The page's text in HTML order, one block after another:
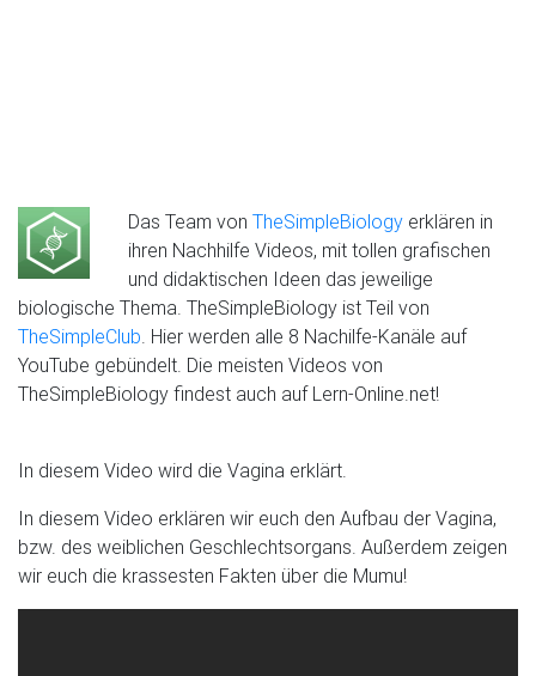
Das Team von TheSimpleBiology erklären in
ihren Nachhilfe Videos, mit tollen grafischen
und didaktischen Ideen das jeweilige
biologische Thema. TheSimpleBiology ist Teil von
TheSimpleClub. Hier werden alle 8 Nachilfe-Kanäle auf
YouTube gebündelt. Die meisten Videos von
TheSimpleBiology findest auch auf Lern-Online.net!
In diesem Video wird die Vagina erklärt.
In diesem Video erklären wir euch den Aufbau der Vagina,
bzw. des weiblichen Geschlechtsorgans. Außerdem zeigen
wir euch die krassesten Fakten über die Mumu!